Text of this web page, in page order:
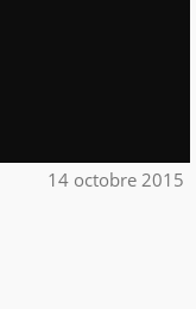
14 octobre 2015